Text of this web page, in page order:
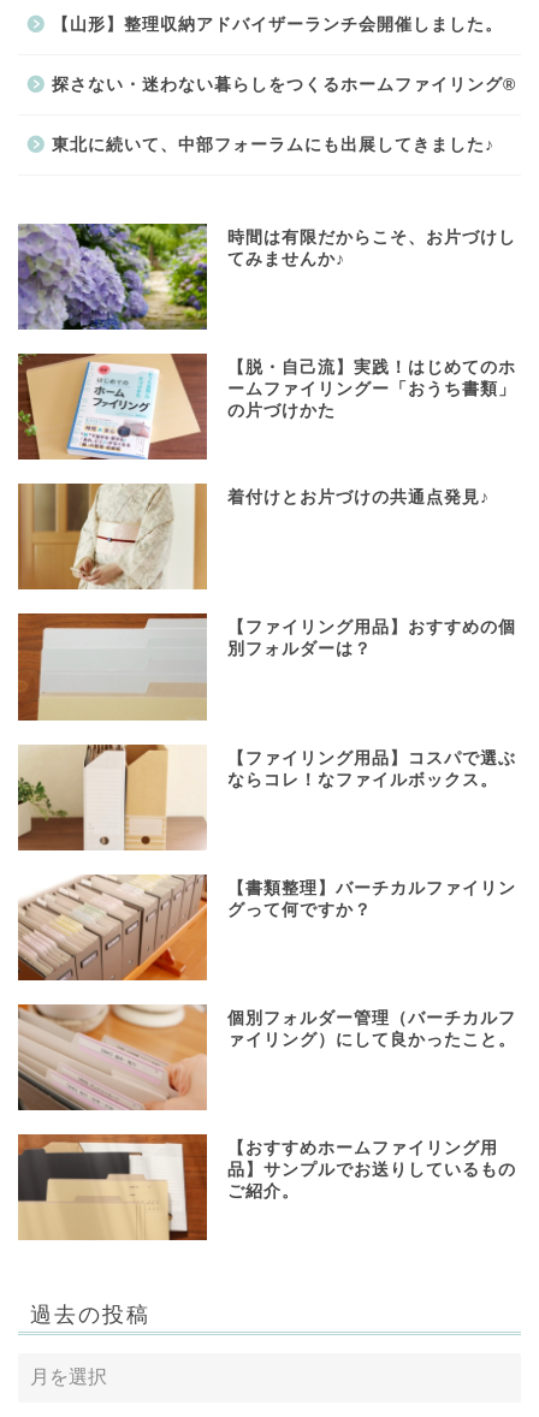
【山形】整理収納アドバイザーランチ会開催しました。
探さない・迷わない暮らしをつくるホームファイリング®
東北に続いて、中部フォーラムにも出展してきました♪
時間は有限だからこそ、お片づけし
てみませんか♪
【脱・自己流】実践！はじめてのホ
ームファイリングー「おうち書類」
の片づけかた
着付けとお片づけの共通点発見♪
【ファイリング用品】おすすめの個
別フォルダーは？
【ファイリング用品】コスパで選ぶ
ならコレ！なファイルボックス。
【書類整理】バーチカルファイリン
グって何ですか？
個別フォルダー管理（バーチカルフ
ァイリング）にして良かったこと。
【おすすめホームファイリング用
品】サンプルでお送りしているもの
ご紹介。
過去の投稿